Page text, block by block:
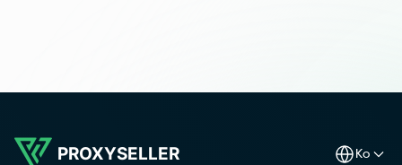
PROXYSELLER ko